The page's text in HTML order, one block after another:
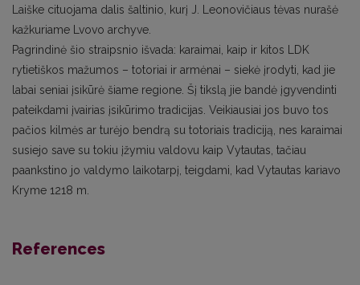
Laiške cituojama dalis šaltinio, kurį J. Leonovičiaus tėvas nurašė
kažkuriame Lvovo archyve.
Pagrindinė šio straipsnio išvada: karaimai, kaip ir kitos LDK
rytietiškos mažumos – totoriai ir armėnai – siekė įrodyti, kad jie
labai seniai įsikūrė šiame regione. Šį tikslą jie bandė įgyvendinti
pateikdami įvairias įsikūrimo tradicijas. Veikiausiai jos buvo tos
pačios kilmės ar turėjo bendrą su totoriais tradiciją, nes karaimai
susiejo save su tokiu įžymiu valdovu kaip Vytautas, tačiau
paankstino jo valdymo laikotarpį, teigdami, kad Vytautas kariavo
Kryme 1218 m.
References